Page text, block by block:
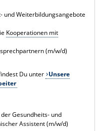
und Weiterbildungsangebote
Kooperationen mit
(m/w/d)
Du unter Unsere
Gesundheits- und
Assistent (m/w/d)